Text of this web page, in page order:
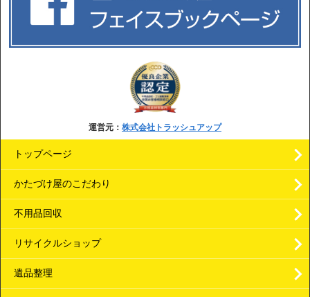
運営元： 株式会社トラッシュアップ
トップページ
かたづけ屋のこだわり
不用品回収
リサイクルショップ
遺品整理